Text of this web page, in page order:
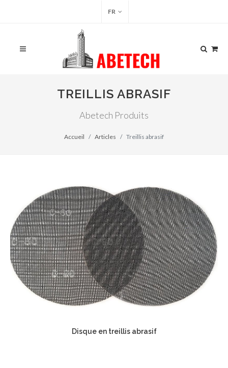
FR
TREILLIS ABRASIF
Abetech Produits
Accueil Articles Treillis abrasif
Disque en treillis abrasif